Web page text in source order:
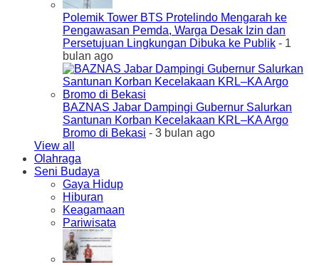
Polemik Tower BTS Protelindo Mengarah ke
Pengawasan Pemda, Warga Desak Izin dan
Persetujuan Lingkungan Dibuka ke Publik - 1
bulan ago
BAZNAS Jabar Dampingi Gubernur Salurkan
Santunan Korban Kecelakaan KRL–KA Argo
Bromo di Bekasi - 3 bulan ago
View all
Olahraga
Seni Budaya
Gaya Hidup
Hiburan
Keagamaan
Pariwisata